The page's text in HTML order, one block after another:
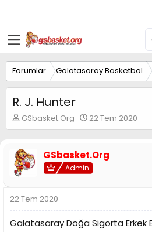
Forumlar Galatasaray Basketbol
R. J. Hunter
K
o
u
y
u
a
ş
l
a
GSbasket.Org
B
a
a
n
ı
t
a
22 Tem 2020
GSbasket.Org
Admin
22 Tem 2020
Galatasaray Doğa Sigorta Erkek